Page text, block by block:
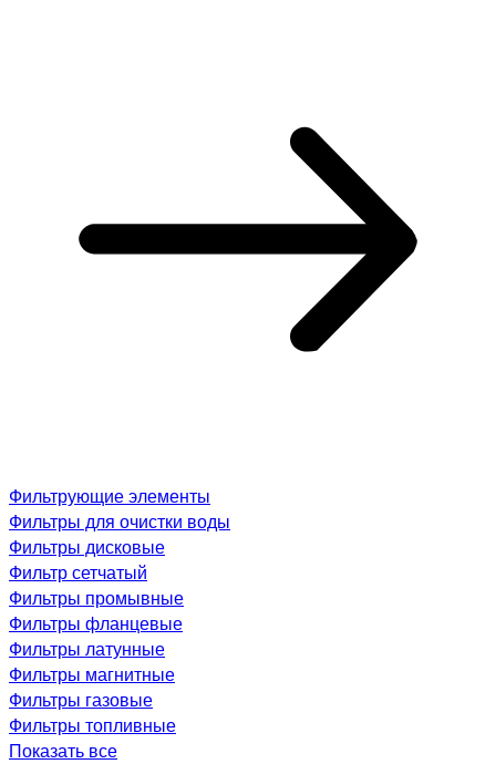
Фильтрующие элементы
Фильтры для очистки воды
Фильтры дисковые
Фильтр сетчатый
Фильтры промывные
Фильтры фланцевые
Фильтры латунные
Фильтры магнитные
Фильтры газовые
Фильтры топливные
Показать все